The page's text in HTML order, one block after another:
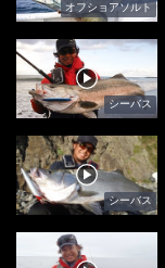
オフショアソルト
シーバス
シーバス